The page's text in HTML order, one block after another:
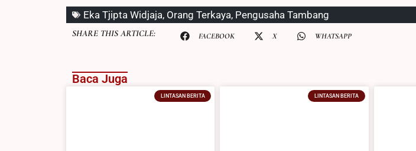
Eka Tjipta Widjaja, Orang Terkaya, Pengusaha Tambang
SHARE THIS ARTICLE: FACEBOOK X WHATSAPP
Baca Juga
LINTASAN BERITA LINTASAN BERITA